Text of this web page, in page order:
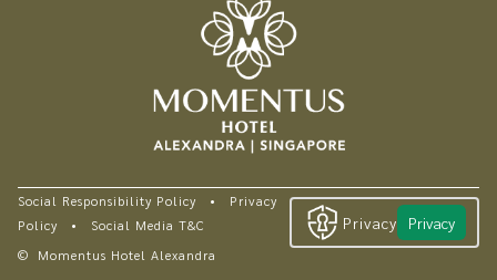
Social Responsibility Policy • Privacy
Policy • Social Media T&C
©
Momentus Hotel Alexandra
Privacy Privacy